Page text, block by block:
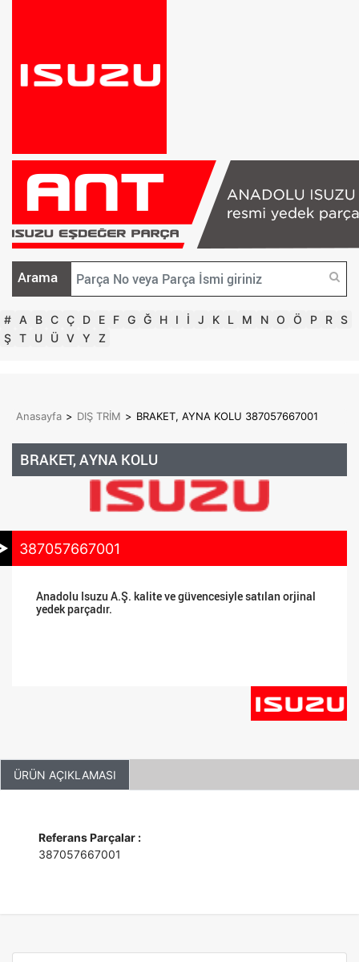
Arama
# A B C Ç D E F G Ğ H I İ J K L M N O Ö P R S
Ş T U Ü V Y Z
Anasayfa > DIŞ TRİM > BRAKET, AYNA KOLU 387057667001
BRAKET, AYNA KOLU
387057667001
Anadolu Isuzu A.Ş. kalite ve güvencesiyle satılan orjinal
yedek parçadır.
ÜRÜN AÇIKLAMASI
Referans Parçalar :
387057667001